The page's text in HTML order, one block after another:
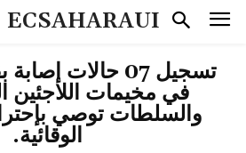
ECSAHARAUI
تسجيل 07 حالات
في مخيمات اللاجئين
والسلطات توصي
الوقائية.